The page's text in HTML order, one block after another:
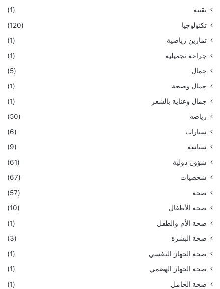
تقنية
(1)
تكنولوجيا
(120)
تمارين رياضية
(1)
جراحة تجميلية
(1)
جمال
(5)
جمال وصحة
(1)
جمال وعناية بالشعر
(1)
رياضة
(50)
سيارات
(6)
سياسة
(9)
شؤون دولية
(61)
شخصيات
(67)
صحة
(57)
صحة الأطفال
(10)
صحة الأم والطفل
(1)
صحة البشرة
(3)
صحة الجهاز التنفسي
(1)
صحة الجهاز الهضمي
(1)
صحة الحامل
(1)